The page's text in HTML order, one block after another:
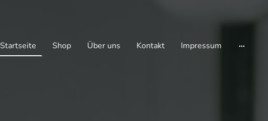
Startseite Shop Über uns Kontakt Impressum